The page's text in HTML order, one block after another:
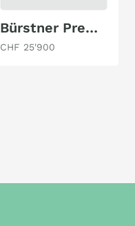
Bürstner Premio 460TS
CHF 25'900